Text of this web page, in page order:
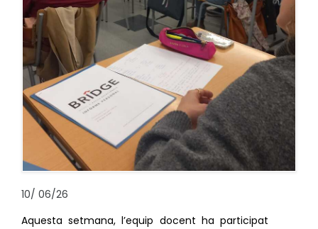
10/ 06/26
Aquesta setmana, l’equip docent ha participat